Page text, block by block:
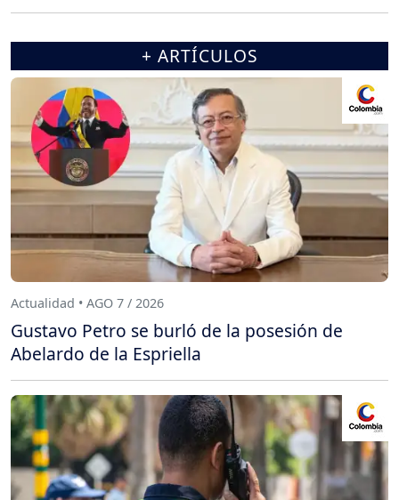
+ ARTÍCULOS
Actualidad • AGO 7 / 2026
Gustavo Petro se burló de la posesión de
Abelardo de la Espriella